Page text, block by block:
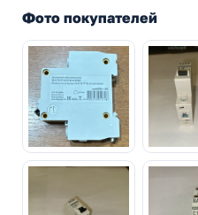
Фото покупателей